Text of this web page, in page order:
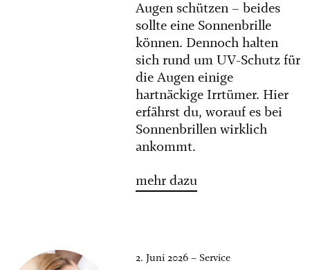
Augen schützen – beides
sollte eine Sonnenbrille
können. Dennoch halten
sich rund um UV-Schutz für
die Augen einige
hartnäckige Irrtümer. Hier
erfährst du, worauf es bei
Sonnenbrillen wirklich
ankommt.
mehr dazu
2. Juni 2026 – Service